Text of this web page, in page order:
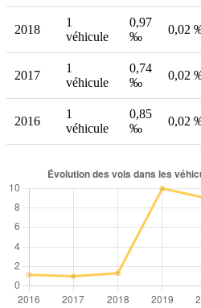
2018
1
véhicule
0,97
‰
0,02
2017
1
véhicule
0,74
‰
0,02
2016
1
véhicule
0,85
‰
0,02